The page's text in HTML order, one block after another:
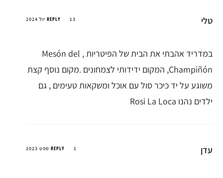
טלי REPLY 13 יול 2024
במדריד אהבתי את הבית של הפיטריות , Mesón del
Champiñón, המקום ידידותי לצמחונים .מקום נוסף קצת
משוגע על יד כיכר סול עם אוכל ומשקאות טעימים , גם
ילדים נהנו Rosi La Loca
עדן REPLY 1 ספט 2023